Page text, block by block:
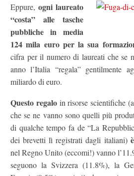
Eppure,ogni laureato
“costa” alle tasche
pubbliche in media
124 mila euro per la sua
cifra per il numero di laureati che se
anno l’Italia “regala”
miliardo di euro.
Questo regaloin risorse scientifiche
che se ne vanno sono quelli più
di qualche tempo fa de “La
dei brevetti lì registrati dagli italiani)
nel Regno Unito (eccomi!) vanno
seguono la Svizzera (11.8%), la